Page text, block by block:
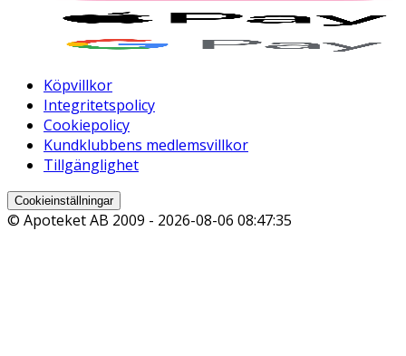
Köpvillkor
Integritetspolicy
Cookiepolicy
Kundklubbens medlemsvillkor
Tillgänglighet
Cookieinställningar
© Apoteket AB 2009 - 2026-08-06 08:47:35